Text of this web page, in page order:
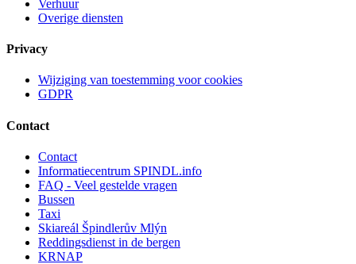
Verhuur
Overige diensten
Privacy
Wijziging van toestemming voor cookies
GDPR
Contact
Contact
Informatiecentrum SPINDL.info
FAQ - Veel gestelde vragen
Bussen
Taxi
Skiareál Špindlerův Mlýn
Reddingsdienst in de bergen
KRNAP